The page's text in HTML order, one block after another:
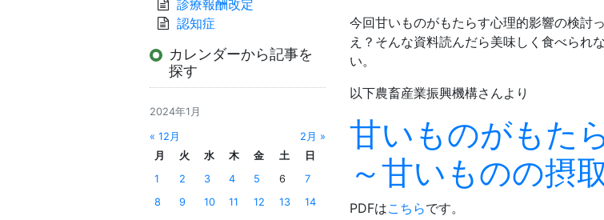
今回甘いものがもたらす心理的影響の検討
え？そんな資料読んだら美味しく食べられ
い。
以下農畜産業振興機構さんより
甘いものがもた
～甘いものの摂
PDFはこちらです。
診療報酬改定
認知症
カレンダーから記事を
探す
2024年1月
« 12月
2月 »
月
火 水 木 金 土
日
1
2 3 4 5 6
7
8
9 10 11 12 13
14